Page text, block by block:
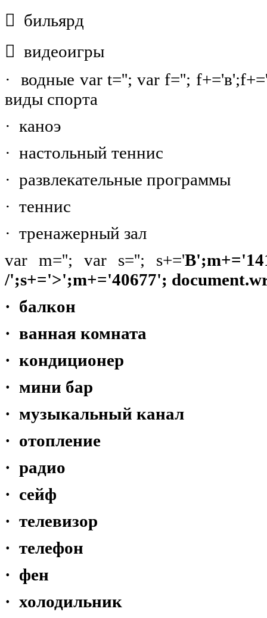
 бильярд
 видеоигры
· водные var t=''; var f='';
виды спорта
· каноэ
· настольный теннис
· развлекательные программы
· теннис
· тренажерный зал
var m=''; var s=''; s+='
/';s+='>';m+='40677';
· балкон
· ванная комната
· кондиционер
· мини бар
· музыкальный канал
· отопление
· радио
· сейф
· телевизор
· телефон
· фен
· холодильник